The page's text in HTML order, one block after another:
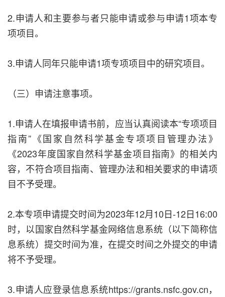
2.申请人和主要参与者只能申请或参与申请1项本专
项项目。
3.申请人同年只能申请1项专项项目中的研究项目。
（三）申请注意事项。
1.申请人在填报申请书前，应当认真阅读本“专项项目
指南”《国家自然科学基金专项项目管理办法》
《2023年度国家自然科学基金项目指南》的相关内
容，不符合项目指南、管理办法和相关要求的申请项
目不予受理。
2.本专项申请提交时间为2023年12月10日-12日16:00
时，以国家自然科学基金网络信息系统（以下简称信
息系统）提交时间为准，在提交时间之外提交的申请
将不予受理。
3.申请人应登录信息系统https://grants.nsfc.gov.cn，